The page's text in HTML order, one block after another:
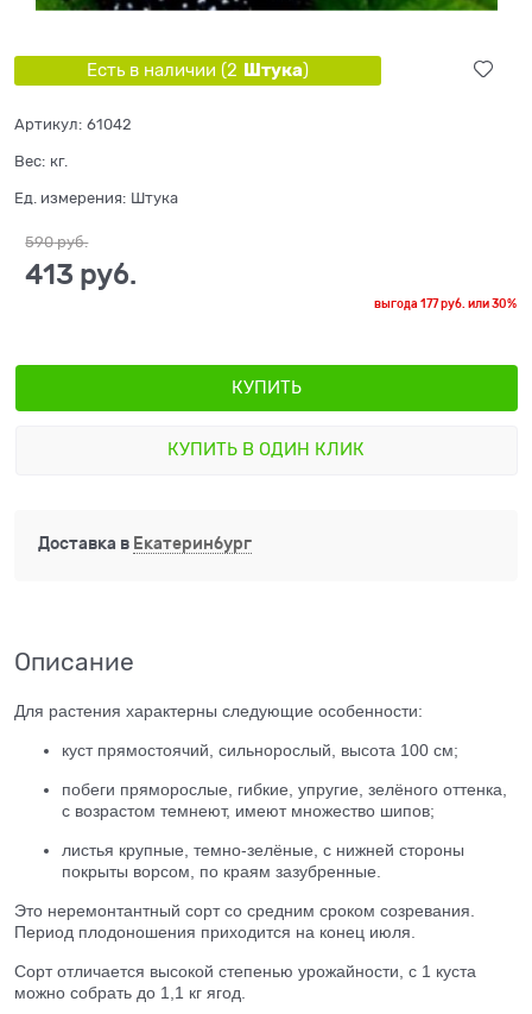
Есть в наличии (2 Штука)
Артикул: 61042
Вес: кг.
Ед. измерения: Штука
590 руб.
413 руб.
выгода177 руб. или30%
КУПИТЬ
КУПИТЬ В ОДИН КЛИК
Доставка в Екатеринбург
Описание
Для растения характерны следующие особенности:
куст прямостоячий, сильнорослый, высота 100 см;
побеги пряморослые, гибкие, упругие, зелёного оттенка,
с возрастом темнеют, имеют множество шипов;
листья крупные, темно-зелёные, с нижней стороны
покрыты ворсом, по краям зазубренные.
Это неремонтантный сорт со средним сроком созревания.
Период плодоношения приходится на конец июля.
Сорт отличается высокой степенью урожайности, с 1 куста
можно собрать до 1,1 кг ягод.